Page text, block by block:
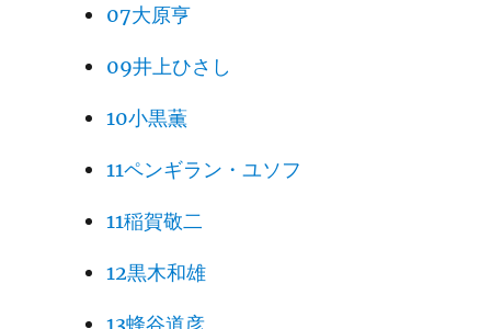
07大原亨
09井上ひさし
10小黒薫
11ペンギラン・ユソフ
11稲賀敬二
12黒木和雄
13蜂谷道彦